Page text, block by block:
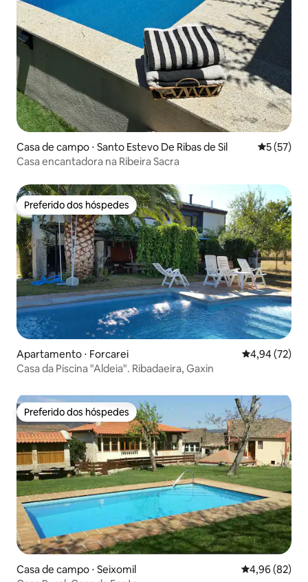
Casa de campo ⋅ Santo Estevo De Ribas de Sil 5 de uma
5 (57)
Casa encantadora na Ribeira Sacra
Preferido dos hóspedes
Preferido dos hóspedes
Apartamento ⋅ Forcarei 4,94 de uma
4,94 (72)
Casa da Piscina "Aldeia". Ribadaeira, Gaxin
Preferido dos hóspedes
Preferido dos hóspedes
Casa de campo ⋅ Seixomil 4,96 de uma
4,96 (82)